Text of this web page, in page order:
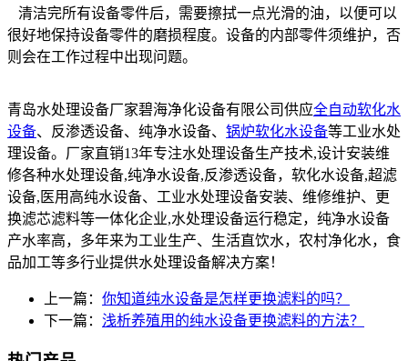
清洁完所有设备零件后，需要擦拭一点光滑的油，以便可以
很好地保持设备零件的磨损程度。设备的内部零件须维护，否
则会在工作过程中出现问题。
青岛水处理设备厂家碧海净化设备有限公司供应全自动软化水
设备、反渗透设备、纯净水设备、 锅炉软化水设备等工业水处
理设备。厂家直销13年专注水处理设备生产技术,设计安装维
修各种水处理设备,纯净水设备,反渗透设备，软化水设备,超滤
设备,医用高纯水设备、工业水处理设备安装、维修维护、更
换滤芯滤料等一体化企业,水处理设备运行稳定，纯净水设备
产水率高，多年来为工业生产、生活直饮水，农村净化水，食
品加工等多行业提供水处理设备解决方案！
上一篇： 你知道纯水设备是怎样更换滤料的吗？
下一篇： 浅析养殖用的纯水设备更换滤料的方法？